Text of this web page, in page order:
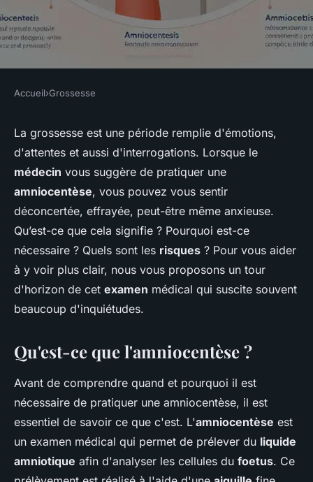
Quand est-il nécessaire de
pratiquer une amniocentèse et
quels en sont les risques ?
Lisa•18 mai 2024•5 min de lecture
Accueil›Grossesse
La grossesse est une période remplie d'émotions,
d'attentes et aussi d'interrogations. Lorsque le
médecin vous suggère de pratiquer une
amniocentèse, vous pouvez vous sentir
déconcertée, effrayée, peut-être même anxieuse.
Qu’est-ce que cela signifie ? Pourquoi est-ce
nécessaire ? Quels sont les risques ? Pour vous aider
à y voir plus clair, nous vous proposons un tour
d'horizon de cet examen médical qui suscite souvent
beaucoup d'inquiétudes.
Qu'est-ce que l'amniocentèse ?
Avant de comprendre quand et pourquoi il est
nécessaire de pratiquer une amniocentèse, il est
essentiel de savoir ce que c'est. L'amniocentèse est
un examen médical qui permet de prélever du liquide
amniotique afin d'analyser les cellules du foetus. Ce